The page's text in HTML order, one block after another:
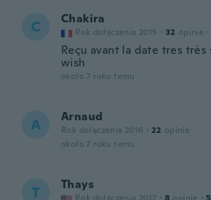
C Chakira
Rok dołączenia 2015 · 32 opinie ·
Reçu avant la date tres
wish
około 7 roku temu
A Arnaud
Rok dołączenia 2016 · 22 opinie
około 7 roku temu
T Thays